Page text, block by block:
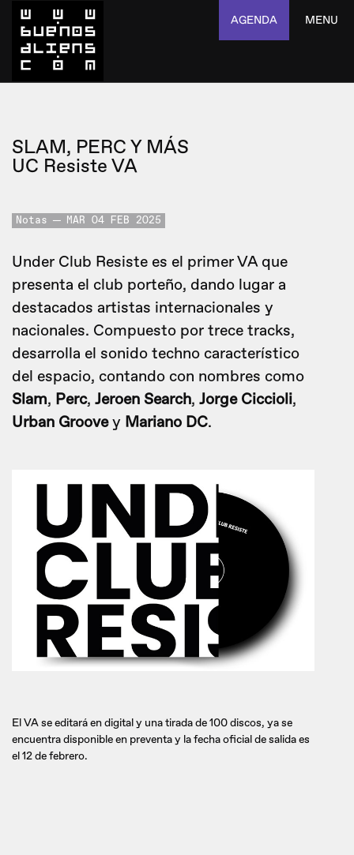
AGENDA MENU
SLAM, PERC Y MÁS
UC Resiste VA
Notas MAR 04 FEB 2025
Under Club Resiste es el primer VA que
presenta el club porteño, dando lugar a
destacados artistas internacionales y
nacionales. Compuesto por trece tracks,
desarrolla el sonido techno característico
del espacio, contando con nombres como
Slam, Perc, Jeroen Search, Jorge Ciccioli,
Urban Groovey Mariano DC.
El VA se editará en digital y una tirada de 100 discos, ya se
encuentra disponible en preventa y la fecha oficial de salida es
el 12 de febrero.